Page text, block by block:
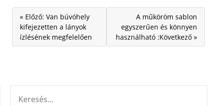
« Előző: Van búvóhely
kifejezetten a lányok
ízlésének megfelelően
A műköröm sablon
egyszerűen és könnyen
használható :Következő »